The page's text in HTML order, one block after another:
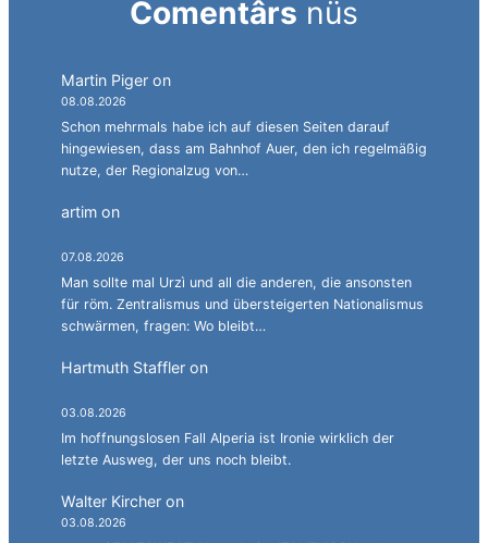
Comentârs nüs
Martin Piger on
08.08.2026
Schon mehrmals habe ich auf diesen Seiten darauf
hingewiesen, dass am Bahnhof Auer, den ich regelmäßig
nutze, der Regionalzug von…
artim on
07.08.2026
Man sollte mal Urzì und all die anderen, die ansonsten
für röm. Zentralismus und übersteigerten Nationalismus
schwärmen, fragen: Wo bleibt…
Hartmuth Staffler on
03.08.2026
Im hoffnungslosen Fall Alperia ist Ironie wirklich der
letzte Ausweg, der uns noch bleibt.
Walter Kircher on
03.08.2026